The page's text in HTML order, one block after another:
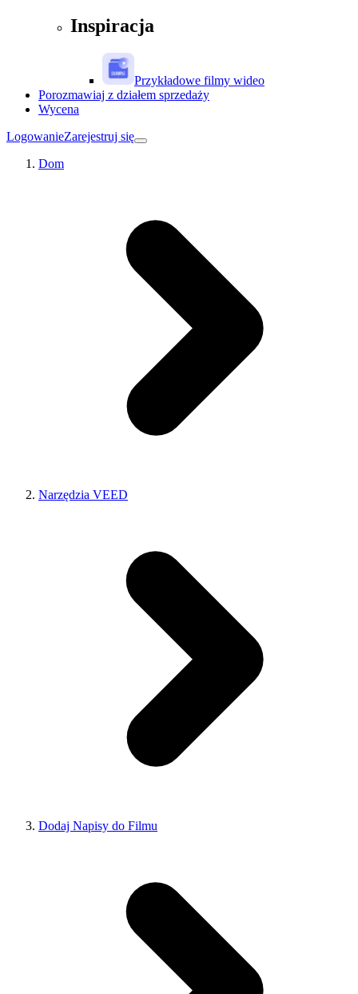
Inspiracja
Przykładowe filmy wideo
Porozmawiaj z działem sprzedaży
Wycena
LogowanieZarejestruj się
Dom
Narzędzia VEED
Dodaj Napisy do Filmu